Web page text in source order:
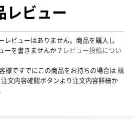
レビュー
レビューはありません。商品を購入し
ーを書きませんか？ レビュー投稿につい
様ですでにこの商品をお持ちの場合は 購
文内容確認ボタンより注文内容詳細か